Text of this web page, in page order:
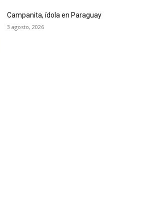
Campanita, ídola en Paraguay
3 agosto, 2026